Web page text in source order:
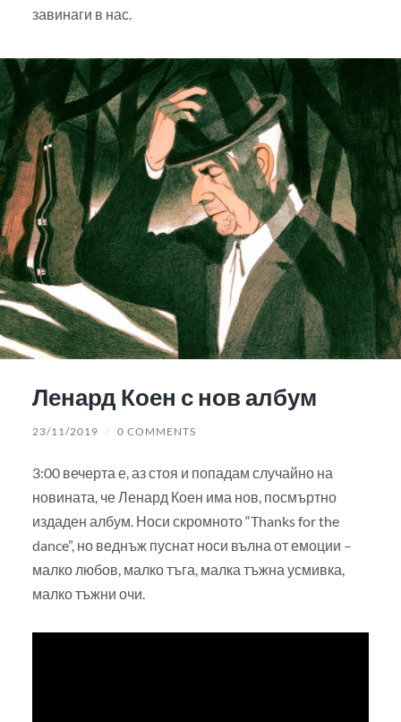
завинаги в нас.
Ленард Коен с нов албум
23/11/2019 / 0 COMMENTS
3:00 вечерта е, аз стоя и попадам случайно на
новината, че Ленард Коен има нов, посмъртно
издаден албум. Носи скромното “Thanks for the
dance”, но веднъж пуснат носи вълна от емоции –
малко любов, малко тъга, малка тъжна усмивка,
малко тъжни очи.